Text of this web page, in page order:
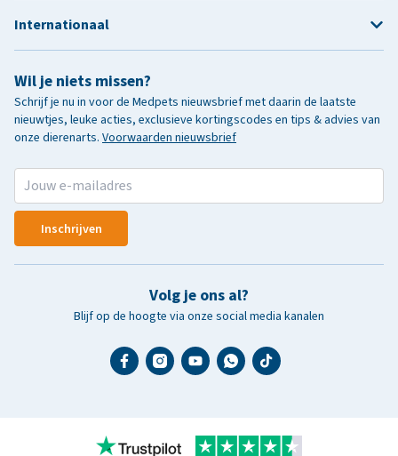
Wil je niets missen?
Schrijf je nu in voor de Medpets nieuwsbrief met daarin de laatste
nieuwtjes, leuke acties, exclusieve kortingscodes en tips & advies van
onze dierenarts. Voorwaarden nieuwsbrief
Inschrijven
Volg je ons al?
Blijf op de hoogte via onze social media kanalen
Internationaal